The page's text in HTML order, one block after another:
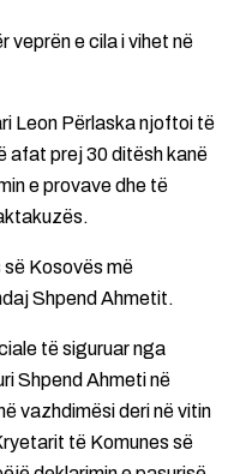
veprën e cila i vihet në
Leon Përlaska njoftoi të
afat prej 30 ditësh kanë
e provave dhe të
së Kosovës më
Shpend Ahmetit.
të siguruar nga
Shpend Ahmeti në
vazhdimësi deri në vitin
të Komunes së